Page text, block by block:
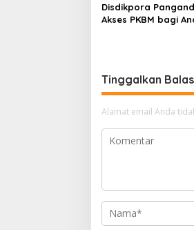
Disdikpora
Akses PKBM bagi
Tinggalkan
Alamat email Anda